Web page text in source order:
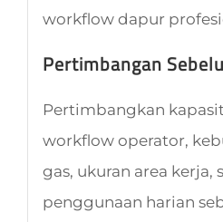
workflow dapur
Pertimbangan
Pertimbangkan
workflow operator,
gas, ukuran area kerja,
penggunaan harian